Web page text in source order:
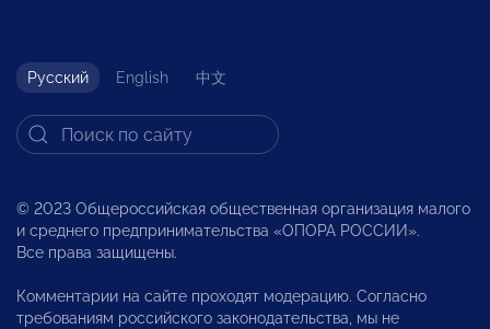
Русский English 中文
© 2023 Общероссийская общественная организация малого
и среднего предпринимательства «ОПОРА РОССИИ».
Все права защищены.
Комментарии на сайте проходят модерацию. Согласно
требованиям российского законодательства, мы не